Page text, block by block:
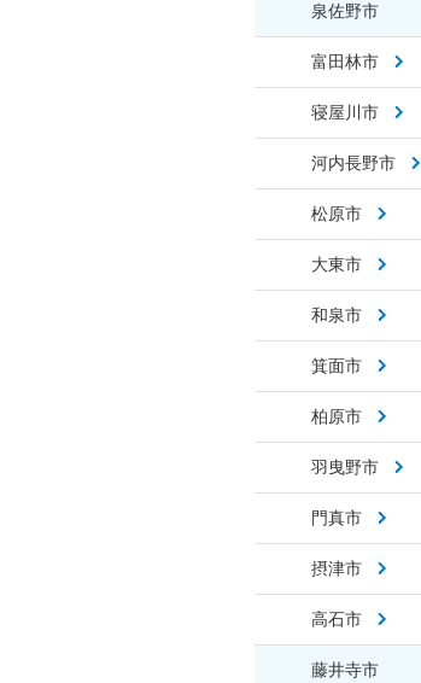
泉佐野市
富田林市
寝屋川市
河内長野市
松原市
大東市
和泉市
箕面市
柏原市
羽曳野市
門真市
摂津市
高石市
藤井寺市